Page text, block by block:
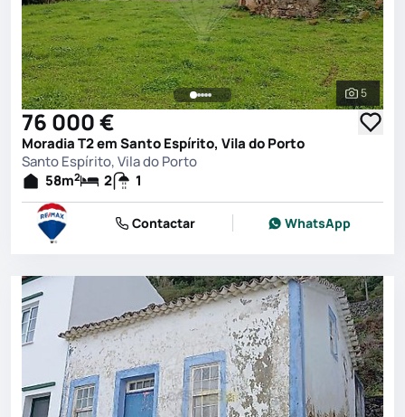
Ver
5
76 000 €
Moradia T2 em Santo Espírito, Vila do Porto
Santo Espírito, Vila do Porto
58m2 2 1
Contactar WhatsApp